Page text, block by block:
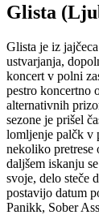
Glista
Glista je iz
ustvarjanja,
koncert v polni
pestro koncertno
alternativnih
sezone je prišel
lomljenje palčk v
nekoliko pretrese
daljšem iskanju
svoje, delo steče
postavijo datum
Panikk, Sober